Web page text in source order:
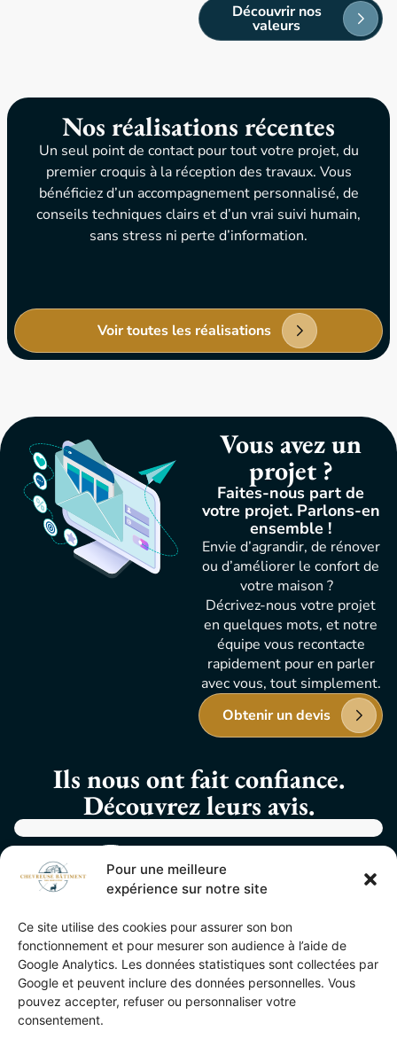
Pour une meilleure
expérience sur notre site
Ce site utilise des cookies pour assurer son bon
fonctionnement et pour mesurer son audience à l’aide de
Google Analytics. Les données statistiques sont collectées par
Google et peuvent inclure des données personnelles. Vous
pouvez accepter, refuser ou personnaliser votre
consentement.
Découvrir nos
valeurs
Nos réalisations récentes
Un seul point de contact pour tout votre projet, du
premier croquis à la réception des travaux. Vous
bénéficiez d’un accompagnement personnalisé, de
conseils techniques clairs et d’un vrai suivi humain,
sans stress ni perte d’information.
Voir toutes les réalisations
Vous avez un
projet ?
Faites-nous part de
votre projet. Parlons-en
ensemble !
Envie d’agrandir, de rénover
ou d’améliorer le confort de
votre maison ?
Décrivez-nous votre projet
en quelques mots, et notre
équipe vous recontacte
rapidement pour en parler
avec vous, tout simplement.
Obtenir un devis
Ils nous ont fait confiance.
Découvrez leurs avis.
Découvrir
Accueil
Nos prestations
Nous choisir
Nos réalisations Nous
contacter